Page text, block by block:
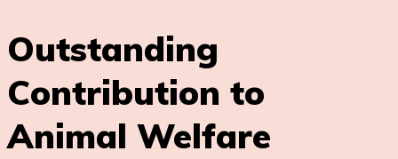
Outstanding
Contribution to
Animal Welfare